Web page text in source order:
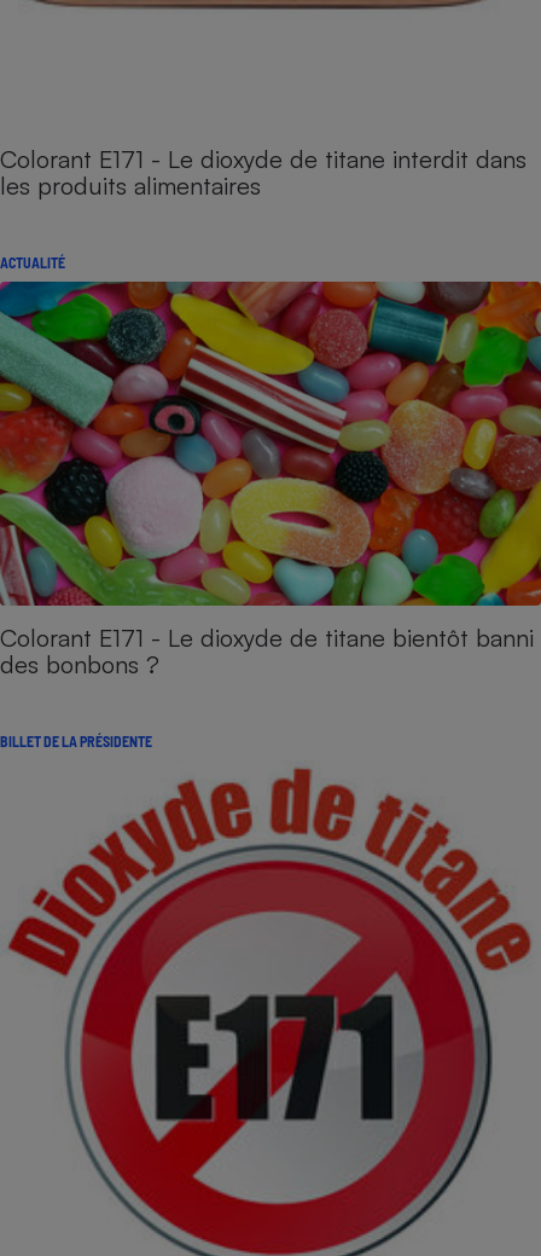
Colorant E171 - Le dioxyde de titane interdit dans
les produits alimentaires
ACTUALITÉ
Colorant E171 - Le dioxyde de titane bientôt banni
des bonbons ?
BILLET DE LA PRÉSIDENTE